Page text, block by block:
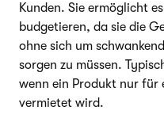
Kunden. Sie ermöglicht
budgetieren, da sie die
ohne sich um
sorgen zu müssen.
wenn ein Produkt nur für
vermietet wird.